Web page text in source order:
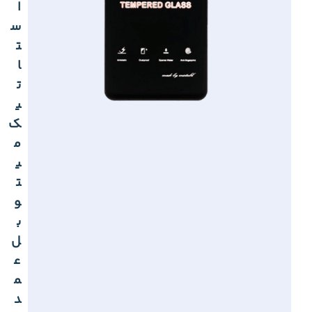
ا
س
ت
ا
ت
ی
ک
م
ی
ت
و
ب
ل
ع
م
د